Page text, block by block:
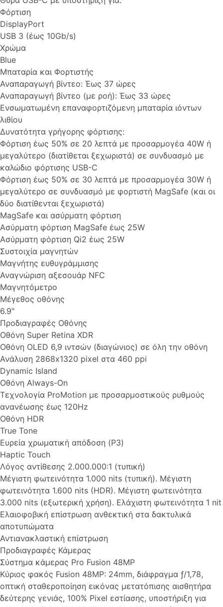
Φόρτιση
DisplayPort
USB 3 (έως 10Gb/s)
Χρώμα
Blue
Μπαταρία και Φορτιστής
Αναπαραγωγή βίντεο: Έως 37 ώρες
Αναπαραγωγή βίντεο (με ροή): Έως 33 ώρες
Ενσωματωμένη επαναφορτιζόμενη μπαταρία ιόντων
λιθίου
Δυνατότητα γρήγορης φόρτισης:
Φόρτιση έως 50% σε 20 λεπτά με προσαρμογέα 40W ή
μεγαλύτερο (διατίθεται ξεχωριστά) σε συνδυασμό με
καλώδιο φόρτισης USB-C
Φόρτιση έως 50% σε 30 λεπτά με προσαρμογέα 30W ή
μεγαλύτερο σε συνδυασμό με φορτιστή MagSafe (και οι
δύο διατίθενται ξεχωριστά)
MagSafe και ασύρματη φόρτιση
Ασύρματη φόρτιση MagSafe έως 25W
Ασύρματη φόρτιση Qi2 έως 25W
Συστοιχία μαγνητών
Μαγνήτης ευθυγράμμισης
Αναγνώριση αξεσουάρ NFC
Μαγνητόμετρο
Μέγεθος οθόνης
6.9"
Προδιαγραφές Οθόνης
Οθόνη Super Retina XDR
Οθόνη OLED 6,9 ιντσών (διαγώνιος) σε όλη την οθόνη
Ανάλυση 2868x1320 pixel στα 460 ppi
Dynamic Island
Οθόνη Always-On
Τεχνολογία ProMotion με προσαρμοστικούς ρυθμούς
ανανέωσης έως 120Hz
Οθόνη HDR
True Tone
Ευρεία χρωματική απόδοση (P3)
Haptic Touch
Λόγος αντίθεσης 2.000.000:1 (τυπική)
Μέγιστη φωτεινότητα 1.000 nits (τυπική). Μέγιστη
φωτεινότητα 1.600 nits (HDR). Μέγιστη φωτεινότητα
3.000 nits (εξωτερική χρήση). Ελάχιστη φωτεινότητα 1 nit
Ελαιοφοβική επίστρωση ανθεκτική στα δακτυλικά
αποτυπώματα
Αντιανακλαστική επίστρωση
Προδιαγραφές Κάμερας
Σύστημα κάμερας Pro Fusion 48MP
Κύριος φακός Fusion 48MP: 24mm, διάφραγμα ƒ/1,78,
οπτική σταθεροποίηση εικόνας μετατόπισης αισθητήρα
δεύτερης γενιάς, 100% Pixel εστίασης, υποστήριξη για